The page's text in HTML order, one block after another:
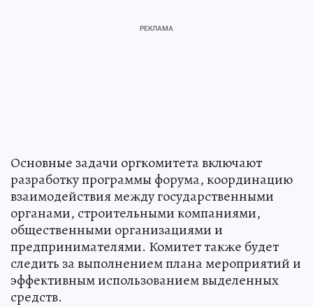
Основные задачи оргкомитета включают
разработку программы форума, координацию
взаимодействия между государственными
органами, строительными компаниями,
общественными организациями и
предпринимателями. Комитет также будет
следить за выполнением плана мероприятий и
эффективным использованием выделенных
средств.